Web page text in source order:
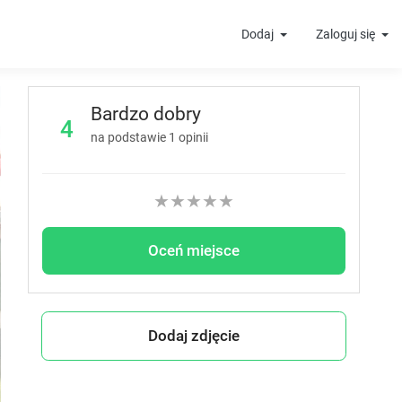
Dodaj Zaloguj się
4
Bardzo dobry
na podstawie 1 opinii
★
★
★
★
★
Oceń miejsce
Dodaj zdjęcie